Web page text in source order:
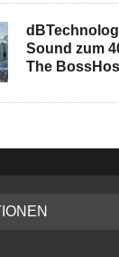
Sound zum
The